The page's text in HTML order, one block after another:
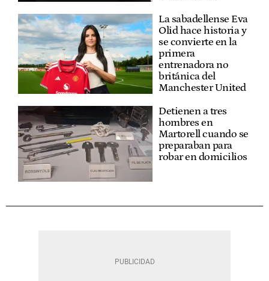
La sabadellense Eva
Olid hace historia y
se convierte en la
primera
entrenadora no
británica del
Manchester United
Detienen a tres
hombres en
Martorell cuando se
preparaban para
robar en domicilios